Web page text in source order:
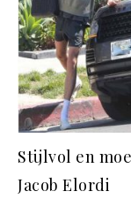
Stijlvol en
Jacob Elordi